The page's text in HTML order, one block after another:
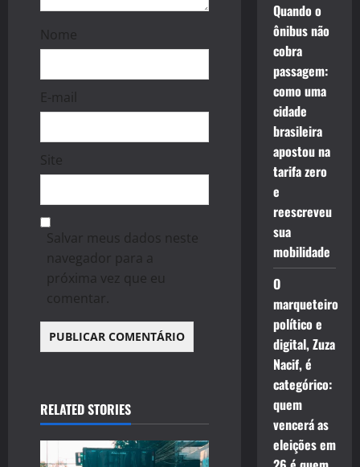
Nome
E-mail
Site
Salvar meus dados neste
navegador para a
próxima vez que eu
comentar.
RELATED STORIES
Quando o
ônibus não
cobra
passagem:
como uma
cidade
brasileira
apostou na
tarifa zero
e
reescreveu
sua
mobilidade
O
marqueteiro
político e
digital, Zuza
Nacif, é
categórico:
quem
vencerá as
eleições em